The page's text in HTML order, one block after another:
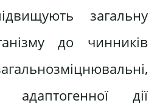
загальну
до чинників
адаптогенної дії